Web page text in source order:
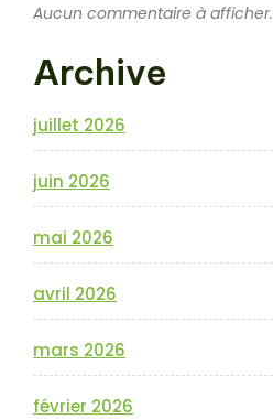
Aucun commentaire à afficher.
Archive
juillet 2026
juin 2026
mai 2026
avril 2026
mars 2026
février 2026